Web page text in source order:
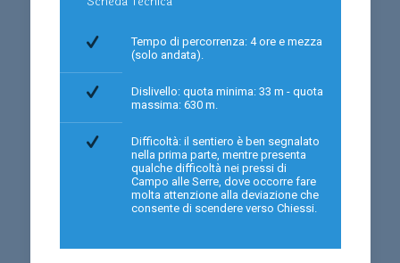
Tempo di percorrenza: 4 ore e mezza
(solo andata).
Dislivello: quota minima: 33 m - quota
massima: 630 m.
Difficoltà: il sentiero è ben segnalato
nella prima parte, mentre presenta
qualche difficoltà nei pressi di
Campo alle Serre, dove occorre fare
molta attenzione alla deviazione che
consente di scendere verso Chiessi.